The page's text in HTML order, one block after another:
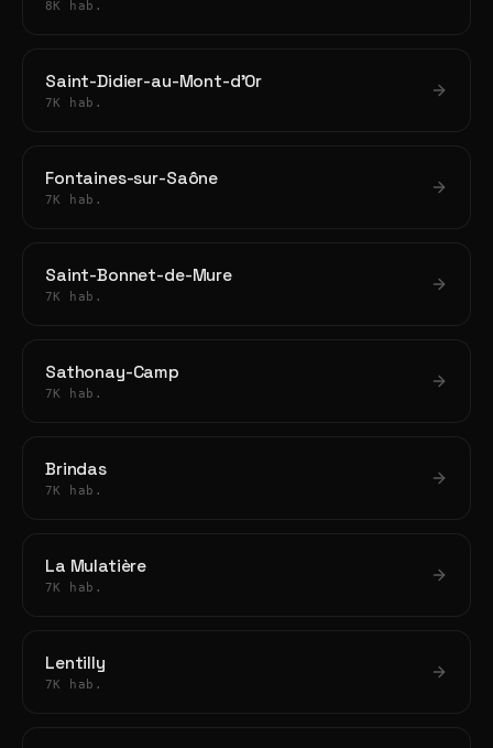
8K hab.
Saint-Didier-au-Mont-d'Or
7K hab.
Fontaines-sur-Saône
7K hab.
Saint-Bonnet-de-Mure
7K hab.
Sathonay-Camp
7K hab.
Brindas
7K hab.
La Mulatière
7K hab.
Lentilly
7K hab.